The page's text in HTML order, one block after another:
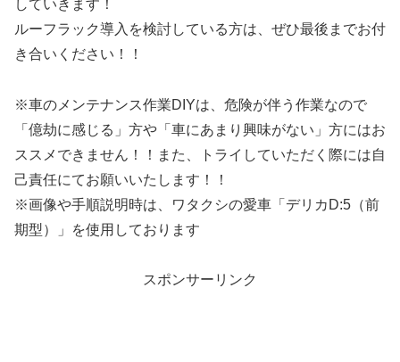
していきます！
ルーフラック導入を検討している方は、ぜひ最後までお付
き合いください！！
※車のメンテナンス作業DIYは、危険が伴う作業なので
「億劫に感じる」方や「車にあまり興味がない」方にはお
ススメできません！！また、トライしていただく際には自
己責任にてお願いいたします！！
※画像や手順説明時は、ワタクシの愛車「デリカD:5（前
期型）」を使用しております
スポンサーリンク